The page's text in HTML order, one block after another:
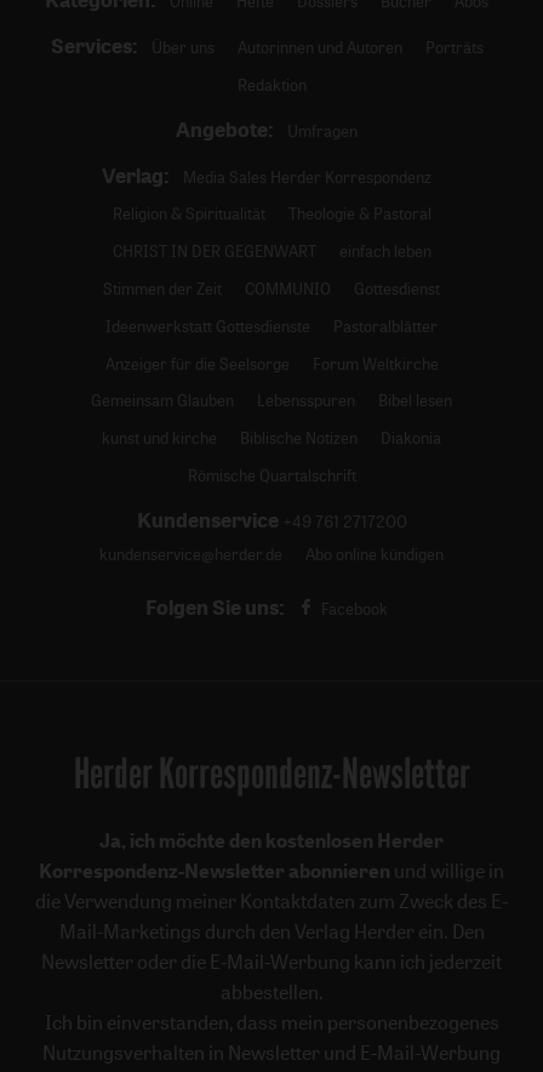
Services: Über uns Autorinnen und Autoren
Porträts
Redaktion
Angebote: Umfragen
Verlag:
Media Sales Herder Korrespondenz
Religion & Spiritualität
Theologie & Pastoral
CHRIST IN DER GEGENWART
einfach leben
Stimmen der Zeit
COMMUNIO
Gottesdienst
Ideenwerkstatt Gottesdienste
Pastoralblätter
Anzeiger für die Seelsorge
Forum Weltkirche
Gemeinsam Glauben
Lebensspuren
Bibel lesen
kunst und kirche
Biblische Notizen
Diakonia
Römische Quartalschrift
Kundenservice +49 761 2717200
kundenservice@herder.de
Abo online kündigen
Folgen Sie uns: Facebook
Herder Korrespondenz-Newsletter
Ja, ich möchte den kostenlosen Herder
Korrespondenz-Newsletter abonnieren und willige in
die Verwendung meiner Kontaktdaten zum Zweck des E-
Mail-Marketings durch den Verlag Herder ein. Den
Newsletter oder die E-Mail-Werbung kann ich jederzeit
abbestellen.
Ich bin einverstanden, dass mein personenbezogenes
Nutzungsverhalten in Newsletter und E-Mail-Werbung